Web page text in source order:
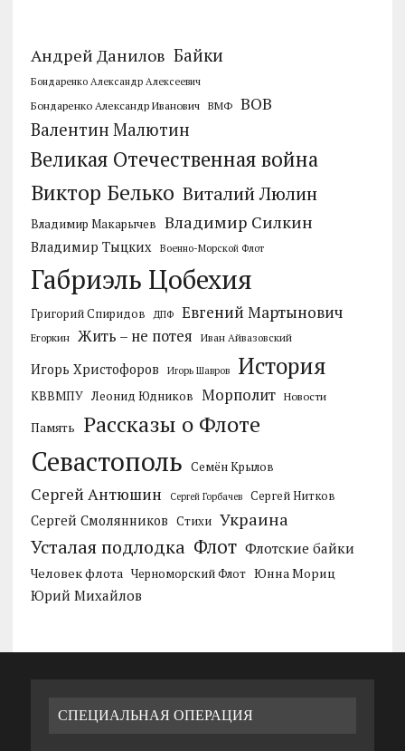
Андрей Данилов Байки
Бондаренко Александр Алексеевич
Бондаренко Александр Иванович ВМФ ВОВ
Валентин Малютин
Великая Отечественная война
Виктор Белько Виталий Люлин
Владимир Макарычев Владимир Силкин
Владимир Тыцких Военно-Морской Флот
Габриэль Цобехия
Григорий Спиридов ДПФ Евгений Мартынович
Егоркин Жить – не потея Иван Айвазовский
Игорь Христофоров Игорь Шавров История
КВВМПУ Леонид Юдников Морполит Новости
Память Рассказы о Флоте
Севастополь Семён Крылов
Сергей Антюшин Сергей Горбачев Сергей Нитков
Сергей Смолянников Стихи Украина
Усталая подлодка Флот Флотские байки
Человек флота Черноморский Флот Юнна Мориц
Юрий Михайлов
СПЕЦИАЛЬНАЯ ОПЕРАЦИЯ